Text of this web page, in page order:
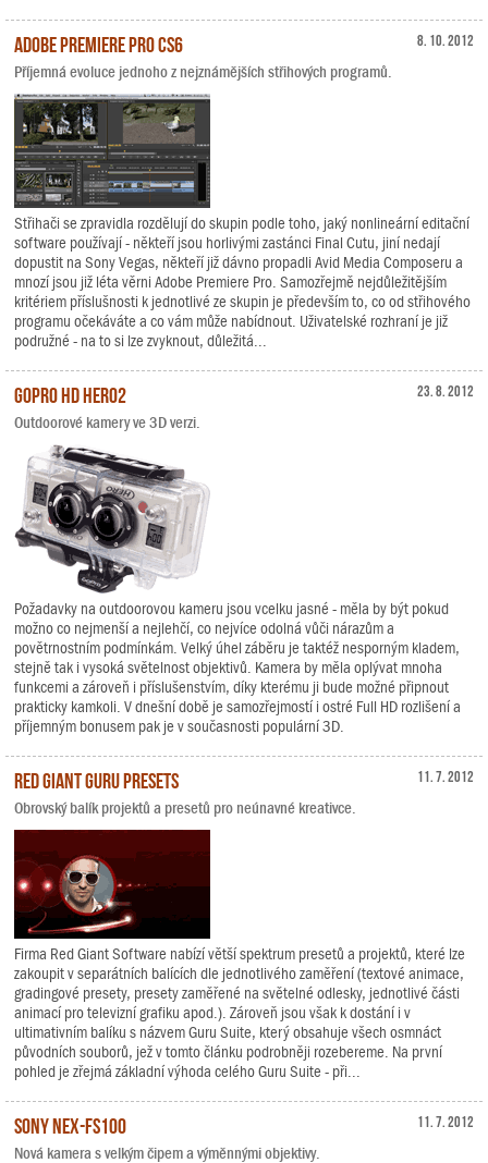
8. 10. 2012
Adobe Premiere Pro CS6
Příjemná evoluce jednoho z nejznámějších střihových programů.
Střihači se zpravidla rozdělují do skupin podle toho, jaký nonlineární editační
software používají - někteří jsou horlivými zastánci Final Cutu, jiní nedají
dopustit na Sony Vegas, někteří již dávno propadli Avid Media Composeru a
mnozí jsou již léta věrni Adobe Premiere Pro. Samozřejmě nejdůležitějším
kritériem příslušnosti k jednotlivé ze skupin je především to, co od střihového
programu očekáváte a co vám může nabídnout. Uživatelské rozhraní je již
podružné - na to si lze zvyknout, důležitá...
23. 8. 2012
GoPro HD HERO2
Outdoorové kamery ve 3D verzi.
Požadavky na outdoorovou kameru jsou vcelku jasné - měla by být pokud
možno co nejmenší a nejlehčí, co nejvíce odolná vůči nárazům a
povětrnostním podmínkám. Velký úhel záběru je taktéž nesporným kladem,
stejně tak i vysoká světelnost objektivů. Kamera by měla oplývat mnoha
funkcemi a zároveň i příslušenstvím, díky kterému ji bude možné připnout
prakticky kamkoli. V dnešní době je samozřejmostí i ostré Full HD rozlišení a
příjemným bonusem pak je v současnosti populární 3D.
11. 7. 2012
Red Giant Guru Presets
Obrovský balík projektů a presetů pro neúnavné kreativce.
Firma Red Giant Software nabízí větší spektrum presetů a projektů, které lze
zakoupit v separátních balících dle jednotlivého zaměření (textové animace,
gradingové presety, presety zaměřené na světelné odlesky, jednotlivé části
animací pro televizní grafiku apod.). Zároveň jsou však k dostání i v
ultimativním balíku s názvem Guru Suite, který obsahuje všech osmnáct
původních souborů, jež v tomto článku podrobněji rozebereme. Na první
pohled je zřejmá základní výhoda celého Guru Suite - při...
11. 7. 2012
Sony NEX-FS100
Nová kamera s velkým čipem a výměnnými objektivy.